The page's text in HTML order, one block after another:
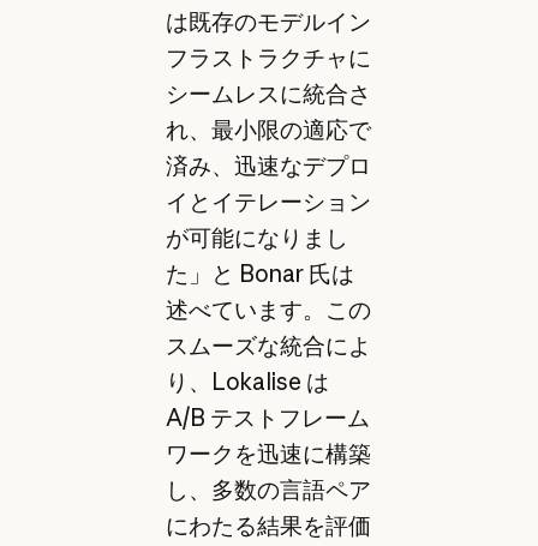
は既存のモデルイン
フラストラクチャに
シームレスに統合さ
れ、最小限の適応で
済み、迅速なデプロ
イとイテレーション
が可能になりまし
た」と Bonar 氏は
述べています。この
スムーズな統合によ
り、Lokalise は
A/B テストフレーム
ワークを迅速に構築
し、多数の言語ペア
にわたる結果を評価